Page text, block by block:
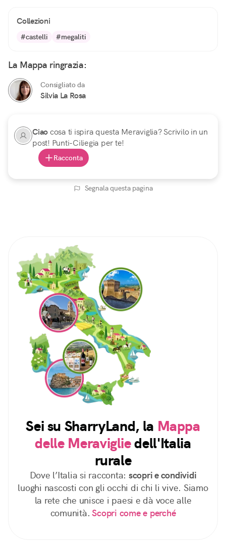
Collezioni
#castelli #megaliti
La Mappa ringrazia:
Consigliato da
Silvia La Rosa
Ciaocosa ti ispira questa Meraviglia? Scrivilo in un
post! Punti-Ciliegia per te!
Racconta
Segnala questa pagina
Sei su SharryLand, la Mappa
delle Meravigliedell'Italia
rurale
Dove l’Italia si racconta: scopri e condividi
luoghi nascosti con gli occhi di chi li vive. Siamo
la rete che unisce i paesi e dà voce alle
comunità. Scopri come e perché